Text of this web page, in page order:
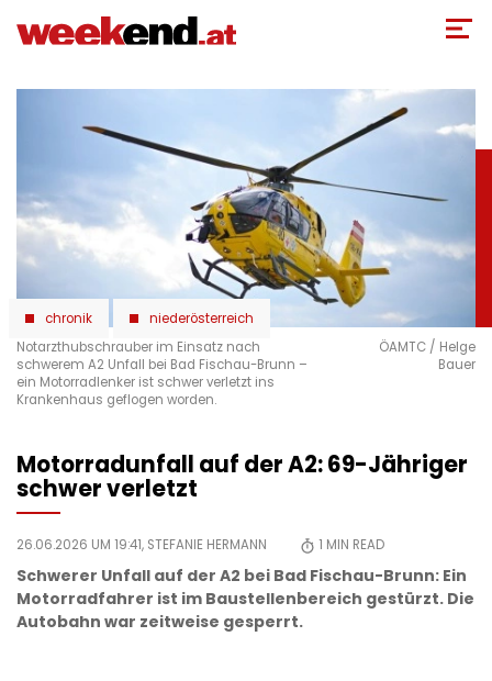
zum
chronik
niederösterreich
Notarzthubschrauber im Einsatz nach
schwerem A2 Unfall bei Bad Fischau-Brunn –
ein Motorradlenker ist schwer verletzt ins
Krankenhaus geflogen worden.
ÖAMTC / Helge
Bauer
Motorradunfall auf der A2: 69-Jähriger
schwer verletzt
26.06.2026 UM 19:41, STEFANIE HERMANN 1 MIN READ
Schwerer Unfall auf der A2 bei Bad Fischau-Brunn: Ein
Motorradfahrer ist im Baustellenbereich gestürzt. Die
Autobahn war zeitweise gesperrt.